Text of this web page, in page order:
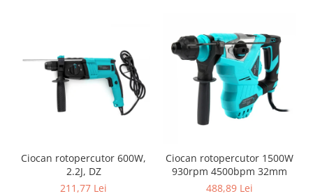
Zdrobitoare electrice
Zdrobitoare electrice & manuale
Zdrobitoare manuale
Masini de cusut si accesorii
Sere si solarii
Suflante si aspiratoare exterior
Ciocan rotopercutor 600W,
2.2J, DZ
211,77 Lei
Ciocan rotopercutor 1500W
930rpm 4500bpm 32mm
488,89 Lei